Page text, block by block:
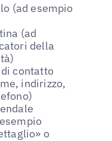
(ad esempio
(ad
della
contatto
indirizzo,
o